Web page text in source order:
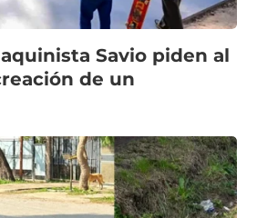
Savio piden al
de un